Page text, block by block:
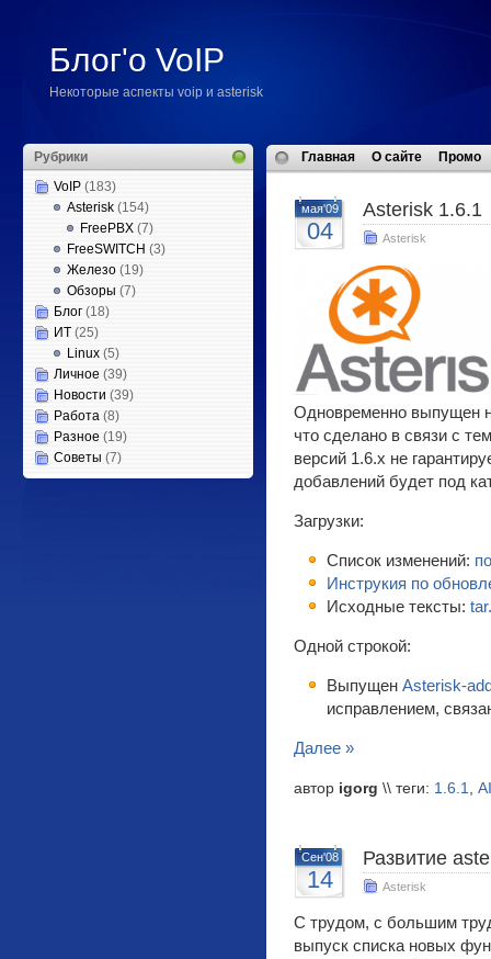
Блог'о VoIP
Некоторые аспекты voip и asterisk
Рубрики
VoIP (183)
Asterisk (154)
FreePBX (7)
FreeSWITCH (3)
Железо (19)
Обзоры (7)
Блог (18)
ИТ (25)
Linux (5)
Личное (39)
Новости (39)
Работа (8)
Разное (19)
Советы (7)
Главная О сайте Промо
мая'09
04
Asterisk 1.6.1
Asterisk
Одновременно выпущен
что сделано в связи с
версий 1.6.х не
добавлений будет под
Загрузки:
Список изменений:
Инструкия по
Исходные тексты:
Одной строкой:
Выпущен Asterisk-
исправлением,
Далее »
автор igorg \\ теги: 1.6.1,
Сен'08
14
Развитие
Asterisk
С трудом, с большим
выпуск списка новых